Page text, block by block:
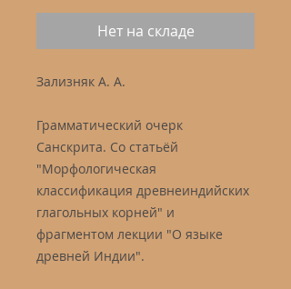
Нет на складе
Зализняк А. А.
Грамматический очерк
Санскрита. Со статьёй
"Морфологическая
классификация древнеиндийских
глагольных корней" и
фрагментом лекции "О языке
древней Индии".